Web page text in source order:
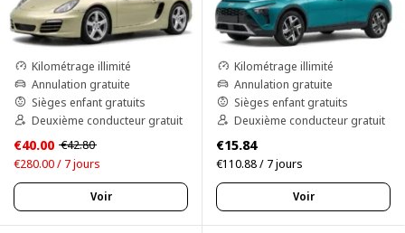
Kilométrage illimité
Annulation gratuite
Sièges enfant gratuits
Deuxième conducteur gratuit
€40.00 €42.80
€280.00 / 7 jours
Voir
Kilométrage illimité
Annulation gratuite
Sièges enfant gratuits
Deuxième conducteur gratuit
€15.84
€110.88 / 7 jours
Voir